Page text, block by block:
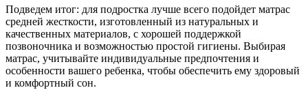
Подведем итог: для подростка лучше всего подойдет матрас
средней жесткости, изготовленный из натуральных и
качественных материалов, с хорошей поддержкой
позвоночника и возможностью простой гигиены. Выбирая
матрас, учитывайте индивидуальные предпочтения и
особенности вашего ребенка, чтобы обеспечить ему здоровый
и комфортный сон.